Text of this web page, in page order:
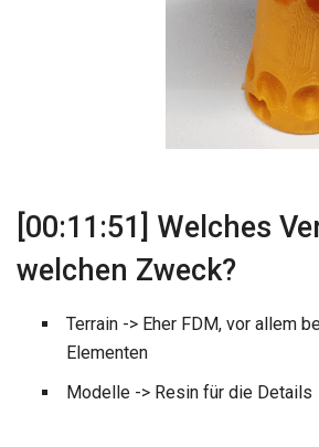
[00:11:51] Welches
welchen Zweck?
Terrain -> Eher FDM, vor allem
Elementen
Modelle -> Resin für die Details